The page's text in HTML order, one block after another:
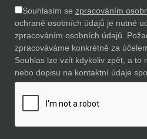
Souhlasím se zpracováním
ochraně osobních údajů je nutné
zpracováním osobních údajů.
zpracováváme konkrétně za
Souhlas lze vzít kdykoliv zpět, a to
nebo dopisu na kontaktní údaje